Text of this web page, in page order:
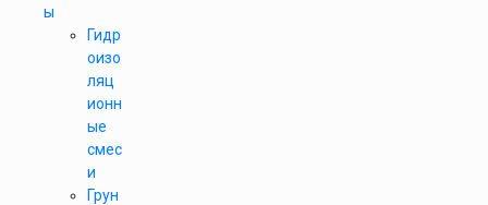
ы
Гидр
оизо
ляц
ионн
ые
смес
и
Грун